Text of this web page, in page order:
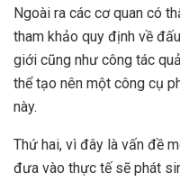
Ngoài ra các cơ quan có
tham khảo quy định về
giới cũng như công tác
thể tạo nên một công cụ
này.
Thứ hai, vì đây là vấn đề
đưa vào thực tế sẽ phát